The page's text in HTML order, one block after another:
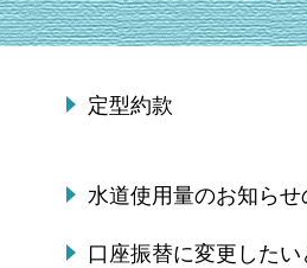
定型約款
水道使用量のお知ら
口座振替に変更したい